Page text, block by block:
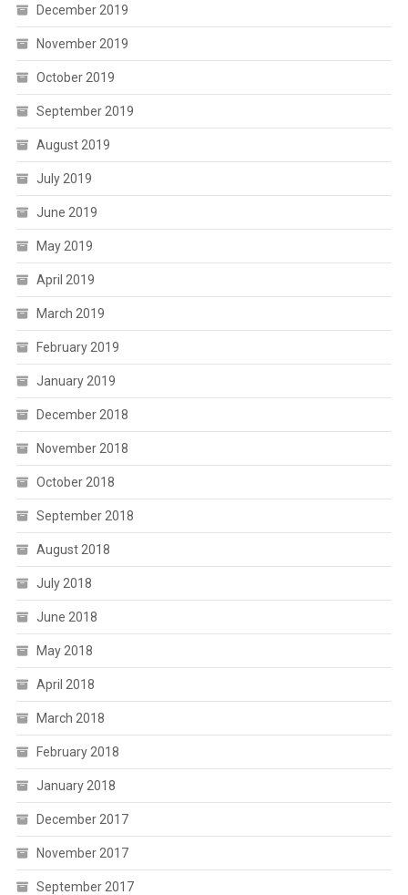
December 2019
November 2019
October 2019
September 2019
August 2019
July 2019
June 2019
May 2019
April 2019
March 2019
February 2019
January 2019
December 2018
November 2018
October 2018
September 2018
August 2018
July 2018
June 2018
May 2018
April 2018
March 2018
February 2018
January 2018
December 2017
November 2017
September 2017